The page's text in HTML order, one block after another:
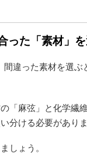
った「素材」
間違った素材を選
「麻弦」と化学繊
分ける必要がありま
しょう。